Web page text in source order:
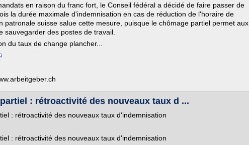
en raison du franc fort, le Conseil fédéral a décidé de faire passer de
la durée maximale d'indemnisation en cas de réduction de l'horaire de
patronale suisse salue cette mesure, puisque le chômage partiel permet aux
sauvegarder des postes de travail.
du taux de change plancher...
: rétroactivité des nouveaux taux d ...
: rétroactivité des nouveaux taux d'indemnisation
: rétroactivité des nouveaux taux d'indemnisation